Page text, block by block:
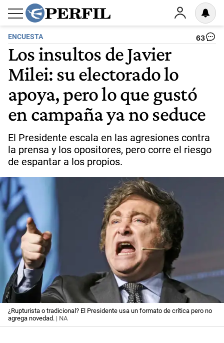
ENCUESTA 63
Los insultos de Javier
Milei: su electorado lo
apoya, pero lo que gustó
en campaña ya no seduce
El Presidente escala en las agresiones contra
la prensa y los opositores, pero corre el riesgo
de espantar a los propios.
¿Rupturista o tradicional? El Presidente usa un formato de crítica pero no
agrega novedad. | NA